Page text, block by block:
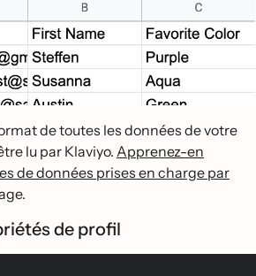
de toutes les données de votre
lu par Klaviyo. Apprenez-en
de données prises en charge par
de profil